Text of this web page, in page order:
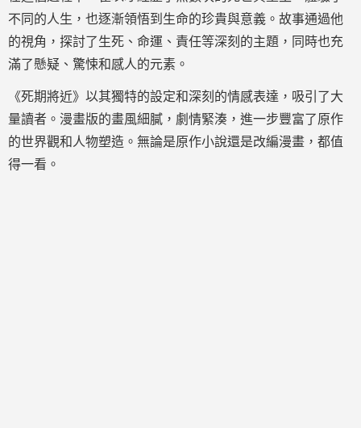
不同的人生，也逐漸領悟到生命的珍貴與意義。故事通過他
的視角，探討了生死、命運、責任等深刻的主題，同時也充
滿了懸疑、驚悚和感人的元素。
《死期將近》以其獨特的設定和深刻的情感表達，吸引了大
量讀者。漫畫版的畫風細膩，劇情緊湊，進一步豐富了原作
的世界觀和人物塑造。無論是原作小說還是改編漫畫，都值
得一看。